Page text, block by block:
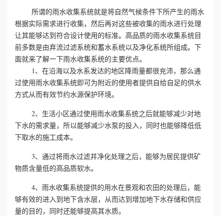
我
们
心
案
所谓的雨水收集系统就是将自然气候条件下所产生的雨水
根据实际需求进行收集，然后再对这些被收集的雨水进行处理
让其能够达到符合设计使用的标准。高品质的雨水收集系统目
前多数是由弃流过滤系统和蓄水系统以及净化系统所组成。下
面就来了解一下雨水收集系统的主要优点。
1、在沿海以及水系发达的地区降雨量都很充沛，那么通
过使用雨水收集系统即可为附近的使用者提供自给自足的供水
方式从而有效节约水源保护环境。
2、生活小区通过使用雨水收集系统之后就能够减少对地
下水的需求量，所以能够减少水泵的投入，同时也能够降低低
下取水的施工成本。
3、通过将雨水过滤并净化处理之后，能够为居民提供矿
物质含量低的高品质软水。
4、雨水收集系统提供的用水在景观和农田的处理后，能
够有效的进入到地下含水层，从而达到增加地下水存储和供应
量的目的，同时还能够提高其水质。